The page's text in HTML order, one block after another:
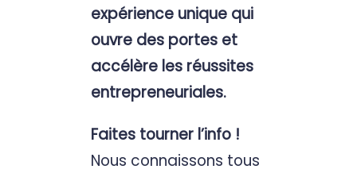
expérience unique qui
ouvre des portes et
accélère les réussites
entrepreneuriales.
Faites tourner l’info !
Nous connaissons tous